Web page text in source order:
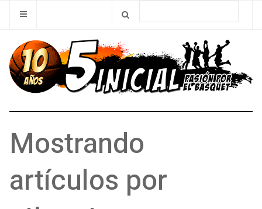
Mostrando
artículos por